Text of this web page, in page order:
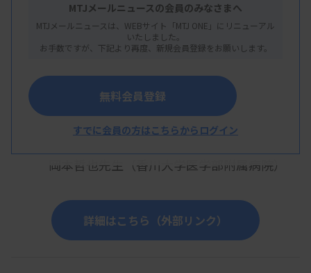
概 要
・講演：当院での術中モニタリングについて（仮）
脳波検査の基礎と臨床現場での応用
岡本哲也先生（香川大学医学部附属病院）
詳細はこちら（外部リンク）
MTJメールニュースの会員のみなさまへ
MTJメールニュースは、WEBサイト「MTJ ONE」にリニューアル
いたしました。
お手数ですが、下記より再度、新規会員登録をお願いします。
無料会員登録
すでに会員の方はこちらからログイン